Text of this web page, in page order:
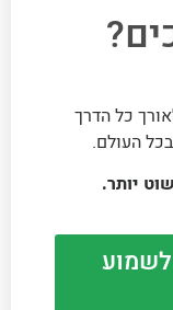
כל הדרך
העולם.
יותר.
לשמוע